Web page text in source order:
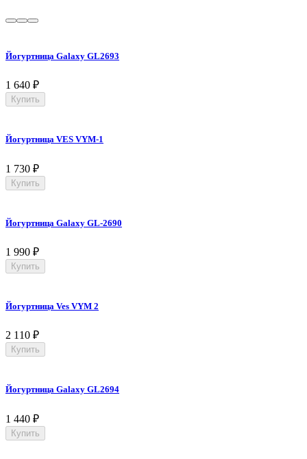
Йогуртница Galaxy GL2693
1 640 ₽
Купить
Йогуртница VES VYM-1
1 730 ₽
Купить
Йогуртница Galaxy GL-2690
1 990 ₽
Купить
Йогуртница Ves VYM 2
2 110 ₽
Купить
Йогуртница Galaxy GL2694
1 440 ₽
Купить